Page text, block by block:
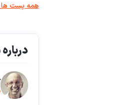
همه پست ها